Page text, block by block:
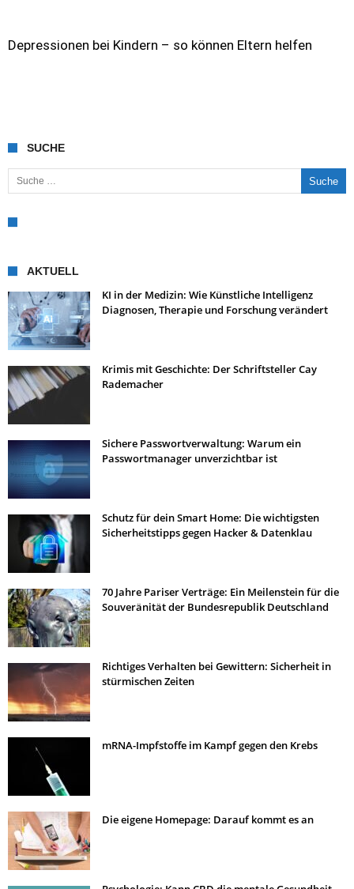
Depressionen bei Kindern – so können Eltern helfen
SUCHE
Suche nach:
AKTUELL
KI in der Medizin: Wie Künstliche Intelligenz
Diagnosen, Therapie und Forschung verändert
Krimis mit Geschichte: Der Schriftsteller Cay
Rademacher
Sichere Passwortverwaltung: Warum ein
Passwortmanager unverzichtbar ist
Schutz für dein Smart Home: Die wichtigsten
Sicherheitstipps gegen Hacker & Datenklau
70 Jahre Pariser Verträge: Ein Meilenstein für die
Souveränität der Bundesrepublik Deutschland
Richtiges Verhalten bei Gewittern: Sicherheit in
stürmischen Zeiten
mRNA-Impfstoffe im Kampf gegen den Krebs
Die eigene Homepage: Darauf kommt es an